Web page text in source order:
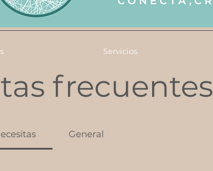
frecuentes
General
Servicios